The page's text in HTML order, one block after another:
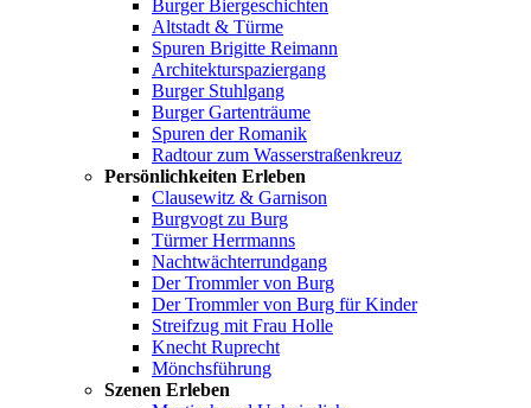
Burger Biergeschichten
Altstadt & Türme
Spuren Brigitte Reimann
Architekturspaziergang
Burger Stuhlgang
Burger Gartenträume
Spuren der Romanik
Radtour zum Wasserstraßenkreuz
Persönlichkeiten Erleben
Clausewitz & Garnison
Burgvogt zu Burg
Türmer Herrmanns
Nachtwächterrundgang
Der Trommler von Burg
Der Trommler von Burg für Kinder
Streifzug mit Frau Holle
Knecht Ruprecht
Mönchsführung
Szenen Erleben